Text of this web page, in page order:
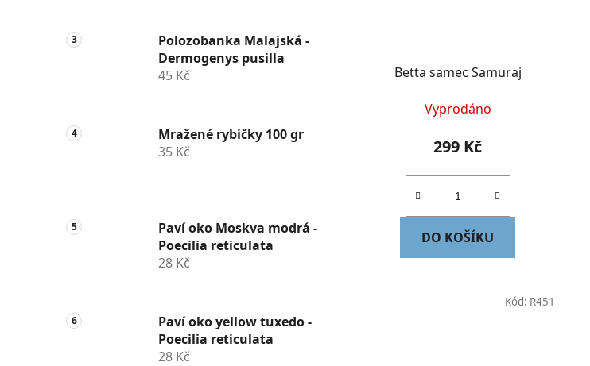
Polozobanka Malajská -
Dermogenys pusilla
45 Kč
Mražené rybičky 100 gr
35 Kč
Paví oko Moskva modrá -
Poecilia reticulata
28 Kč
Paví oko yellow tuxedo -
Poecilia reticulata
28 Kč
Betta samec Samuraj
Vyprodáno
299 Kč
DO KOŠÍKU
Kód: R451